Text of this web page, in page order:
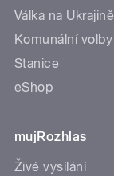
Válka na Ukrajině
Komunální volby
Stanice
eShop
mujRozhlas
Živé vysílání